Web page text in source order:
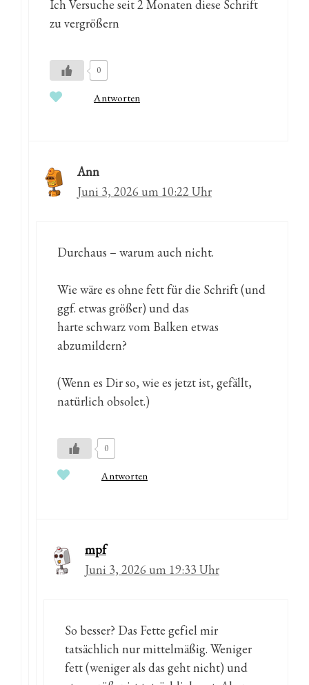
Ich Versuche seit 2 Monaten diese Schrift
zu vergrößern
0
Antworten
Ann
Juni 3, 2026 um 10:22 Uhr
Durchaus – warum auch nicht.
Wie wäre es ohne fett für die Schrift (und
ggf. etwas größer) und das
harte schwarz vom Balken etwas
abzumildern?
(Wenn es Dir so, wie es jetzt ist, gefällt,
natürlich obsolet.)
0
Antworten
mpf
Juni 3, 2026 um 19:33 Uhr
So besser? Das Fette gefiel mir
tatsächlich nur mittelmäßig. Weniger
fett (weniger als das geht nicht) und